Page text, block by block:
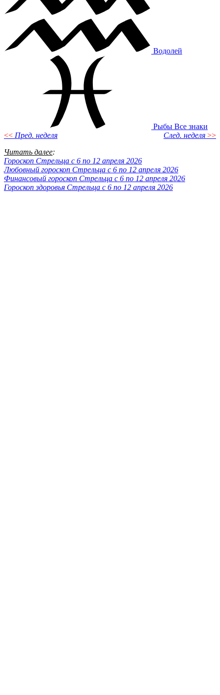
Водолей
Рыбы Все знаки
<< Пред. неделя След. неделя >>
Читать далее:
Гороскоп Стрельца с 6 по 12 апреля 2026
Любовный гороскоп Стрельца с 6 по 12 апреля 2026
Финансовый гороскоп Стрельца с 6 по 12 апреля 2026
Гороскоп здоровья Стрельца с 6 по 12 апреля 2026